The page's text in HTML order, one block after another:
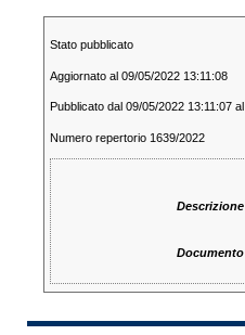
Stato pubblicato
Aggiornato al 09/05/2022 13:11:08
Pubblicato dal 09/05/2022 13:11:07
Numero repertorio 1639/2022
Descrizione
Documento